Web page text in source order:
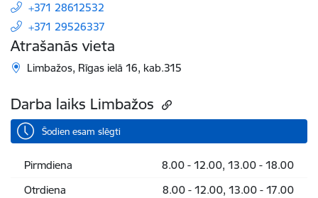
+371 28612532
+371 29526337
Atrašanās vieta
Limbažos, Rīgas ielā 16, kab.315
Darba laiks Limbažos
Šodien esam slēgti
Pirmdiena
8.00 - 12.00, 13.00 - 18.00
Otrdiena
8.00 - 12.00, 13.00 - 17.00